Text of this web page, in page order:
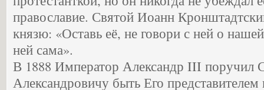
православие. Святой Иоанн
князю: «Оставь её, не говори с ней о
ней сама».
В 1888 Император Александр III поручил
Александровичу быть Его